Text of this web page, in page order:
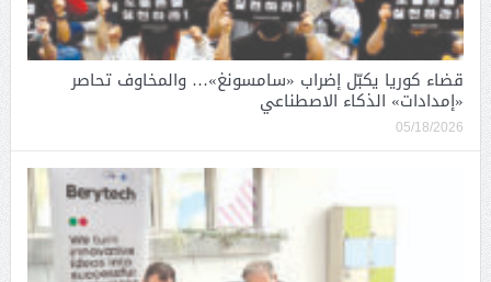
قضاء كوريا يكبّل إضراب «سامسونغ»… والمخاوف تحاصر
«إمدادات» الذكاء الاصطناعي
05/18/2026